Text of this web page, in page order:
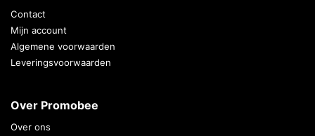
Contact
Mijn account
Algemene voorwaarden
Leveringsvoorwaarden
Over Promobee
Over ons